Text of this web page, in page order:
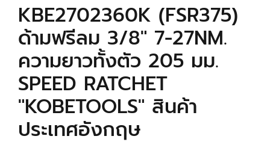
KBE2702360K (FSR375)
ด้ามฟรีลม 3/8" 7-27NM.
ความยาวทั้งตัว 205 มม.
SPEED RATCHET
"KOBETOOLS" สินค้า
ประเทศอังกฤษ